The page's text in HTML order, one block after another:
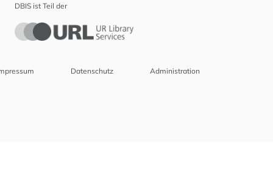
DBIS ist Teil der
Datenschutz Administration